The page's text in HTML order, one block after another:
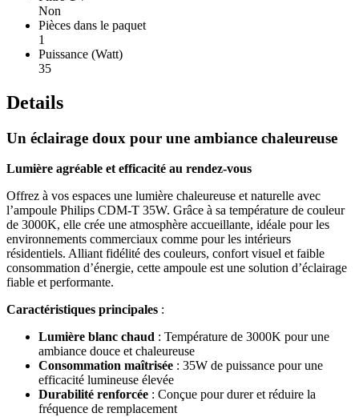
Non
Pièces dans le paquet
1
Puissance (Watt)
35
Details
Un éclairage doux pour une ambiance chaleureuse
Lumière agréable et efficacité au rendez-vous
Offrez à vos espaces une lumière chaleureuse et naturelle avec
l’ampoule Philips CDM-T 35W. Grâce à sa température de couleur
de 3000K, elle crée une atmosphère accueillante, idéale pour les
environnements commerciaux comme pour les intérieurs
résidentiels. Alliant fidélité des couleurs, confort visuel et faible
consommation d’énergie, cette ampoule est une solution d’éclairage
fiable et performante.
Caractéristiques principales :
Lumière blanc chaud : Température de 3000K pour une
ambiance douce et chaleureuse
Consommation maîtrisée : 35W de puissance pour une
efficacité lumineuse élevée
Durabilité renforcée : Conçue pour durer et réduire la
fréquence de remplacement